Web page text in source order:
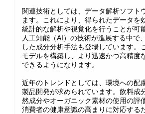
関連技術としては、データ解析ソフト
ます。これにより、得られたデータを
統計的な解析や視覚化を行うことが可
人工知能（AI）の技術が進展する中で
した成分分析手法も登場しています。
モデルを構築し、より迅速かつ高精度
できるようになります。
近年のトレンドとしては、環境への配
製品開発が求められています。飲料成
然成分やオーガニック素材の使用の評
消費者の健康意識の高まりに対応する